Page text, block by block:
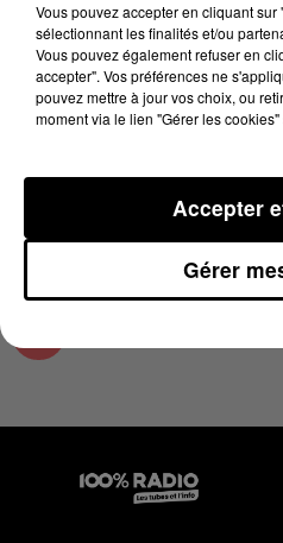
27 mars 2025 - 4 min 16 sec
LES INFOS DES
27/03/2025 À 17H00
Podcasts infos des Hautes-
Vous pouvez accepter en cliquant
sélectionnant les finalités et/ou
Vous pouvez également refuser en
accepter". Vos préférences ne
pouvez mettre à jour vos choix, ou
moment via le lien "Gérer les
Gérer
Accepter